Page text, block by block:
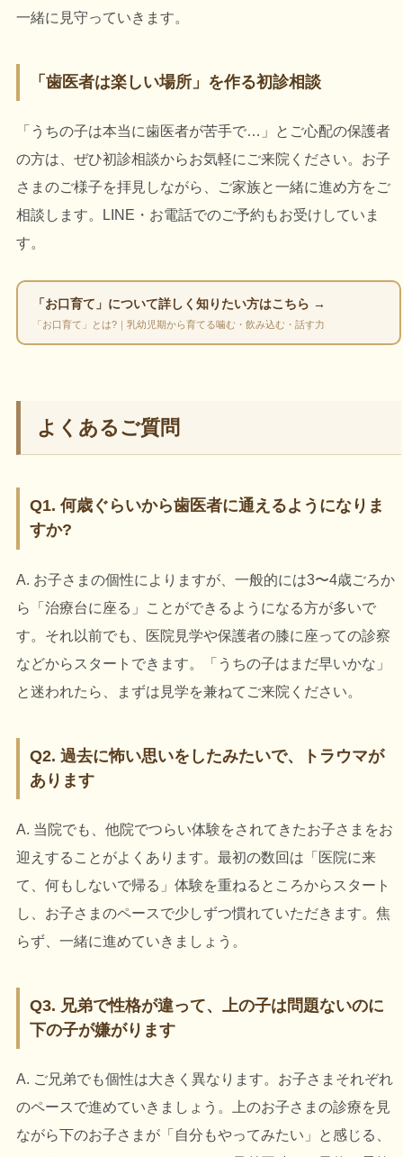
一緒に見守っていきます。
「歯医者は楽しい場所」を作る初診相談
「うちの子は本当に歯医者が苦手で…」とご心配の保護者
の方は、ぜひ初診相談からお気軽にご来院ください。お子
さまのご様子を拝見しながら、ご家族と一緒に進め方をご
相談します。LINE・お電話でのご予約もお受けしていま
す。
「お口育て」について詳しく知りたい方はこちら →
「お口育て」とは?｜乳幼児期から育てる噛む・飲み込む・話す力
よくあるご質問
Q1. 何歳ぐらいから歯医者に通えるようになりま
すか?
A. お子さまの個性によりますが、一般的には3〜4歳ごろか
ら「治療台に座る」ことができるようになる方が多いで
す。それ以前でも、医院見学や保護者の膝に座っての診察
などからスタートできます。「うちの子はまだ早いかな」
と迷われたら、まずは見学を兼ねてご来院ください。
Q2. 過去に怖い思いをしたみたいで、トラウマが
あります
A. 当院でも、他院でつらい体験をされてきたお子さまをお
迎えすることがよくあります。最初の数回は「医院に来
て、何もしないで帰る」体験を重ねるところからスタート
し、お子さまのペースで少しずつ慣れていただきます。焦
らず、一緒に進めていきましょう。
Q3. 兄弟で性格が違って、上の子は問題ないのに
下の子が嫌がります
A. ご兄弟でも個性は大きく異なります。お子さまそれぞれ
のペースで進めていきましょう。上のお子さまの診療を見
ながら下のお子さまが「自分もやってみたい」と感じる、